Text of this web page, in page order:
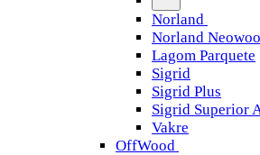
Norland
Norland
Lagom Parquete
Sigrid
Sigrid Plus
Sigrid Superior
Vakre
OffWood